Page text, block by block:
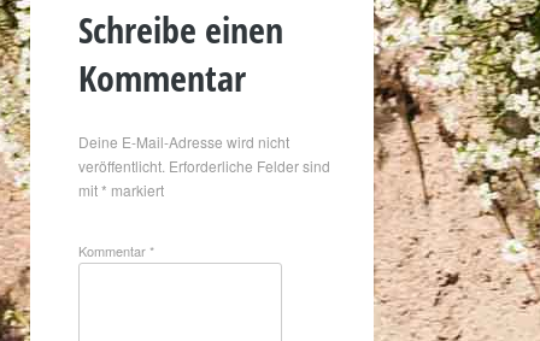
Schreibe einen
Kommentar
Deine E-Mail-Adresse wird nicht
veröffentlicht. Erforderliche Felder sind
mit* markiert
Kommentar*